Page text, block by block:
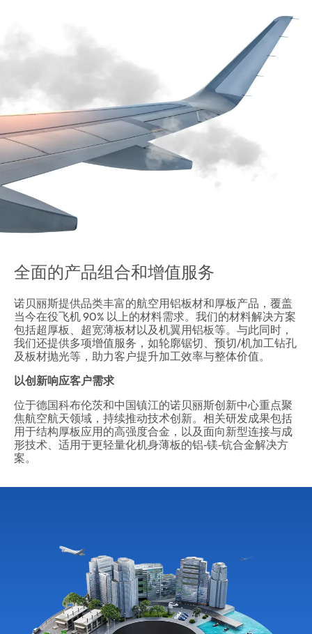
全面的产品组合和增值服务
诺贝丽斯提供品类丰富的航空用铝板材和厚板产品，覆盖
当今在役飞机 90% 以上的材料需求。我们的材料解决方案
包括超厚板、超宽薄板材以及机翼用铝板等。与此同时，
我们还提供多项增值服务，如轮廓锯切、预切/机加工钻孔
及板材抛光等，助力客户提升加工效率与整体价值。
以创新响应客户需求
位于德国科布伦茨和中国镇江的诺贝丽斯创新中心重点聚
焦航空航天领域，持续推动技术创新。相关研发成果包括
用于结构厚板应用的高强度合金，以及面向新型连接与成
形技术、适用于更轻量化机身薄板的铝‑镁‑钪合金解决方
案。